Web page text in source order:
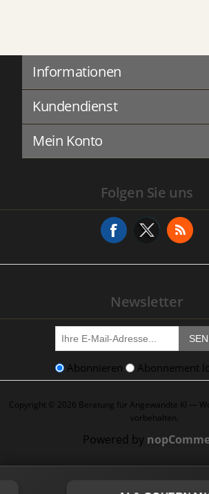
Informationen
Governance
Datenschutz
Nutzungsbedingungen
Kundendienst
Forum
Complaints Book
Mein Konto
Serviceanfrage
Folgen Sie uns
Newsletter
Abonnieren Abonnement
Copyright © 2026 Beratung für Angewandte KI —
vorbehalten.
Powered by